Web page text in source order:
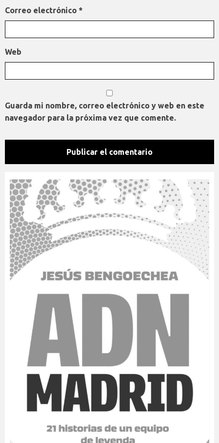
Correo electrónico *
Web
Guarda mi nombre, correo electrónico y web en este
navegador para la próxima vez que comente.